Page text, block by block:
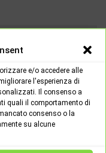
e/o accedere alle
l'esperienza di
Il consenso a
quali il comportamento di
consenso o la
su alcune